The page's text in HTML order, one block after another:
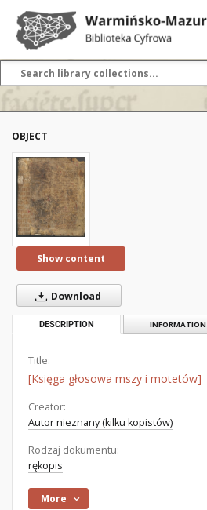
OBJECT
Show content
Download
DESCRIPTION INFORMATION
Title:
[Księga głosowa mszy i motetów]
Creator:
Autor nieznany (kilku kopistów)
Rodzaj dokumentu:
rękopis
More